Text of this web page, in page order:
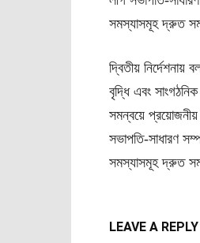
সমস্যাসমূহ দ্রুত
দ্বিতীয়
বৃদ্ধি এবং
সমন্বয়ে
সভাপতি-সাধারণ
সমস্যাসমূহ দ্রুত
LEAVE A REPLY